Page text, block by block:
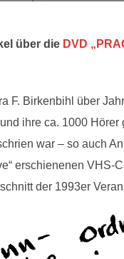
über die DVD
F. Birkenbihl über
ihre ca. 1000
war – so auch
erschienenen VHS-
der 1993er